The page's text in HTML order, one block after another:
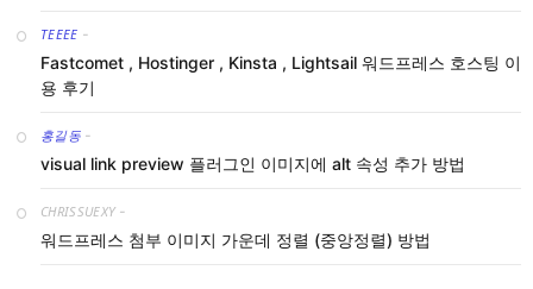
TEEEE -
Fastcomet , Hostinger , Kinsta , Lightsail 워드프레스 호스팅 이
용 후기
홍길동 -
visual link preview 플러그인 이미지에 alt 속성 추가 방법
CHRISSUEXY -
워드프레스 첨부 이미지 가운데 정렬 (중앙정렬) 방법